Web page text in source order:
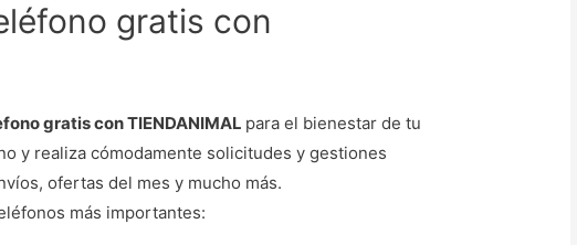
gratis con
gratis con TIENDANIMAL para el bienestar de tu
y realiza cómodamente solicitudes y gestiones
ofertas del mes y mucho más.
más importantes: